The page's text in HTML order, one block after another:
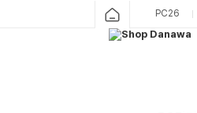
PC26